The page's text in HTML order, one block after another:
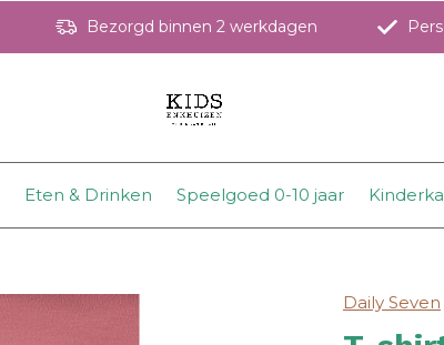
Eten & Drinken Speelgoed 0-10 jaar
Bezorgd binnen 2 werkdagen
Daily Seven